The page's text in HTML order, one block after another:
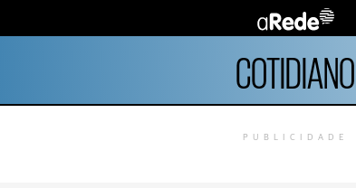
COTIDIANO
PUBLICIDADE